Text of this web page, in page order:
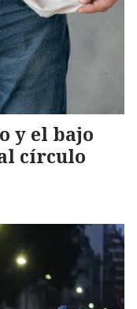
y el bajo
círculo